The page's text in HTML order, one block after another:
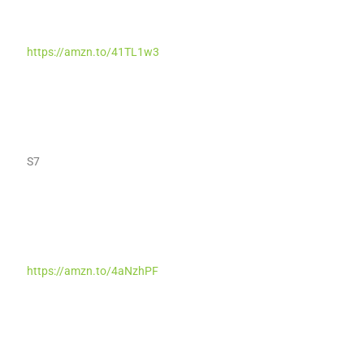
https://amzn.to/41TL1w3
S7
https://amzn.to/4aNzhPF